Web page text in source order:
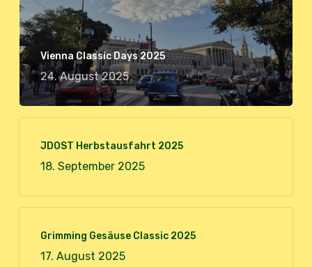
Vienna Classic Days 2025
24. August 2025
JDOST Herbstausfahrt 2025
18. September 2025
Grimming Gesäuse Classic 2025
17. August 2025